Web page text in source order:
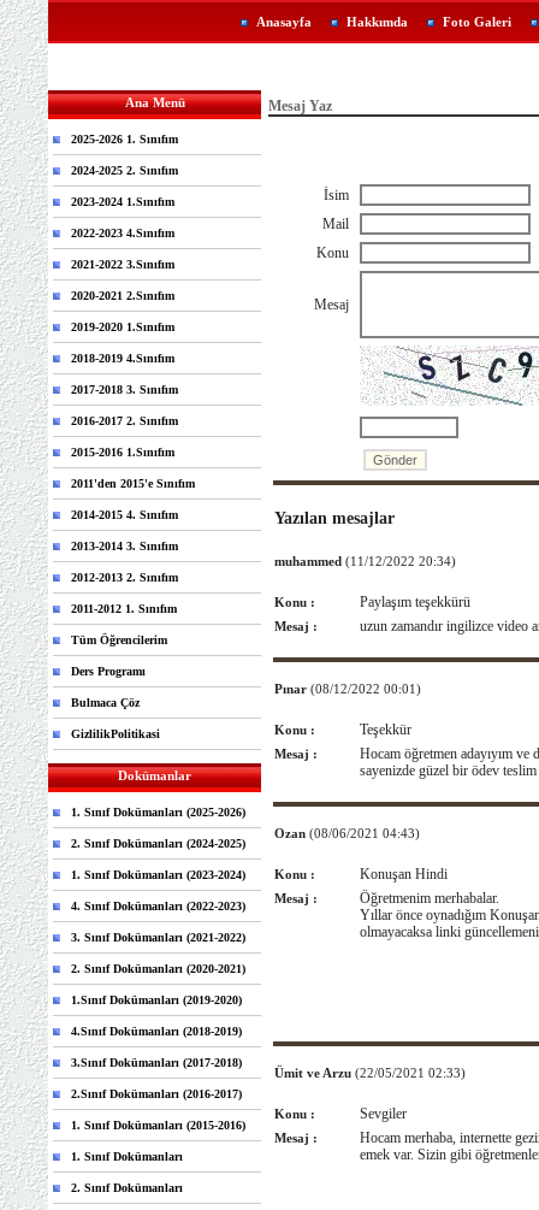
Anasayfa Hakkımda Foto Galeri
Ana Menü
2025-2026 1. Sınıfım
2024-2025 2. Sınıfım
2023-2024 1.Sınıfım
2022-2023 4.Sınıfım
2021-2022 3.Sınıfım
2020-2021 2.Sınıfım
2019-2020 1.Sınıfım
2018-2019 4.Sınıfım
2017-2018 3. Sınıfım
2016-2017 2. Sınıfım
2015-2016 1.Sınıfım
2011'den 2015'e Sınıfım
2014-2015 4. Sınıfım
2013-2014 3. Sınıfım
2012-2013 2. Sınıfım
2011-2012 1. Sınıfım
Tüm Öğrencilerim
Ders Programı
Bulmaca Çöz
GizlilikPolitikasi
Dokümanlar
1. Sınıf Dokümanları (2025-2026)
2. Sınıf Dokümanları (2024-2025)
1. Sınıf Dokümanları (2023-2024)
4. Sınıf Dokümanları (2022-2023)
3. Sınıf Dokümanları (2021-2022)
2. Sınıf Dokümanları (2020-2021)
1.Sınıf Dokümanları (2019-2020)
4.Sınıf Dokümanları (2018-2019)
3.Sınıf Dokümanları (2017-2018)
2.Sınıf Dokümanları (2016-2017)
1. Sınıf Dokümanları (2015-2016)
1. Sınıf Dokümanları
2. Sınıf Dokümanları
Mesaj Yaz
İsim
Mail
Konu
Mesaj
Yazılan mesajlar
muhammed (11/12/2022 20:34)
Konu : Paylaşım teşekkürü
Mesaj : uzun zamandır ingilizce video
Pınar (08/12/2022 00:01)
Konu : Teşekkür
Mesaj :
Hocam öğretmen adayıyım
sayenizde güzel bir ödev
Ozan (08/06/2021 04:43)
Konu : Konuşan Hindi
Mesaj :
Öğretmenim merhabalar.
Yıllar önce oynadığım
olmayacaksa linki
Ümit ve Arzu (22/05/2021 02:33)
Konu : Sevgiler
Mesaj :
Hocam merhaba, internette
emek var. Sizin gibi